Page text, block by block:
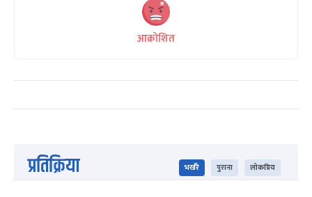
आक्रोशित
प्रतिक्रिया भर्खरै पुराना लोकप्रिय